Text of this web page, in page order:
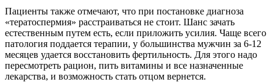
Пациенты также отмечают, что при постановке диагноза
«тератоспермия» расстраиваться не стоит. Шанс зачать
естественным путем есть, если приложить усилия. Чаще всего
патология поддается терапии, у большинства мужчин за 6-12
месяцев удается восстановить фертильность. Для этого надо
пересмотреть рацион, пить витамины и все назначенные
лекарства, и возможность стать отцом вернется.